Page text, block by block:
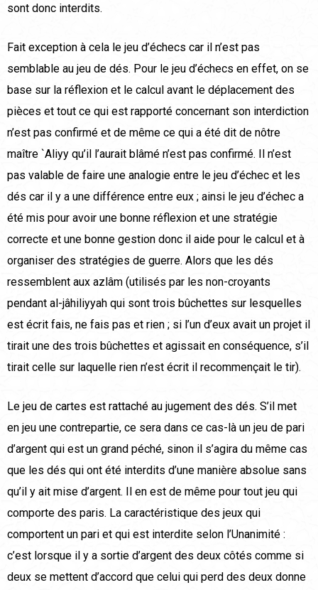
sont donc interdits.
Fait exception à cela le jeu d’échecs car il n’est pas
semblable au jeu de dés. Pour le jeu d’échecs en effet, on se
base sur la réflexion et le calcul avant le déplacement des
pièces et tout ce qui est rapporté concernant son interdiction
n’est pas confirmé et de même ce qui a été dit de nôtre
maître `Aliyy qu’il l’aurait blâmé n’est pas confirmé. Il n’est
pas valable de faire une analogie entre le jeu d’échec et les
dés car il y a une différence entre eux ; ainsi le jeu d’échec a
été mis pour avoir une bonne réflexion et une stratégie
correcte et une bonne gestion donc il aide pour le calcul et à
organiser des stratégies de guerre. Alors que les dés
ressemblent aux azlâm (utilisés par les non-croyants
pendant al-jâhiliyyah qui sont trois bûchettes sur lesquelles
est écrit fais, ne fais pas et rien ; si l’un d’eux avait un projet il
tirait une des trois bûchettes et agissait en conséquence, s’il
tirait celle sur laquelle rien n’est écrit il recommençait le tir).
Le jeu de cartes est rattaché au jugement des dés. S’il met
en jeu une contrepartie, ce sera dans ce cas-là un jeu de pari
d’argent qui est un grand péché, sinon il s’agira du même cas
que les dés qui ont été interdits d’une manière absolue sans
qu’il y ait mise d’argent. Il en est de même pour tout jeu qui
comporte des paris. La caractéristique des jeux qui
comportent un pari et qui est interdite selon l’Unanimité :
c’est lorsque il y a sortie d’argent des deux côtés comme si
deux se mettent d’accord que celui qui perd des deux donne